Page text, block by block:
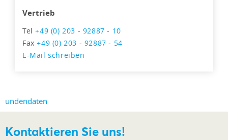
Vertrieb
Tel+49 (0) 203 - 92887 - 10
Fax+49 (0) 203 - 92887 - 54
E-Mail schreiben
Kontaktieren Sie uns!